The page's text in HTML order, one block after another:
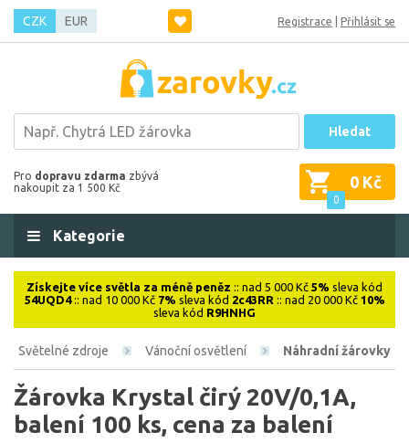
CZK EUR Registrace Přihlásit se
Hledat
Pro dopravu zdarma zbývá
nakoupit za 1 500 Kč
0
0 Kč
Kategorie
Získejte více světla za méně peněz :: nad 5 000 Kč 5% sleva kód
54UQD4:: nad 10 000 Kč 7% sleva kód 2c43RR :: nad 20 000 Kč 10%
sleva kód R9HNHG
Světelné zdroje Vánoční osvětlení Náhradní žárovky
Žárovka Krystal čirý 20V/0,1A,
balení 100 ks, cena za balení